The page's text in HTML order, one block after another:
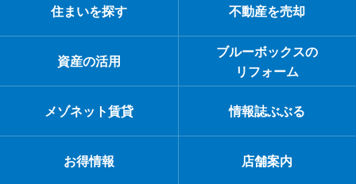
住まいを探す 不動産を売却
資産の活用
ブルーボックスの
リフォーム
メゾネット賃貸 情報誌ぶぶる
お得情報 店舗案内